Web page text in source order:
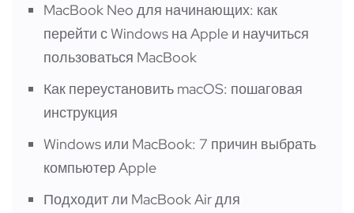
MacBook Neo для начинающих: как
перейти с Windows на Apple и научиться
пользоваться MacBook
Как переустановить macOS: пошаговая
инструкция
Windows или MacBook: 7 причин выбрать
компьютер Apple
Подходит ли MacBook Air для